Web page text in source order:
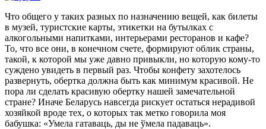
Что общего у таких разных по назначению вещей, как билеты
в музей, туристские карты, этикетки на бутылках с
алкогольными напитками, интерьерами ресторанов и кафе?
То, что все они, в конечном счете, формируют облик страны,
такой, к которой мы уже давно привыкли, но которую кому-то
суждено увидеть в первый раз. Чтобы конфету захотелось
развернуть, обертка должна быть как минимум красивой. Не
пора ли сделать красивую обертку нашей замечательной
стране? Иначе Беларусь навсегда рискует остаться нерадивой
хозяйкой вроде тех, о которых так метко говорила моя
бабушка: «Умела гатаваць, ды не ўмела падаваць».